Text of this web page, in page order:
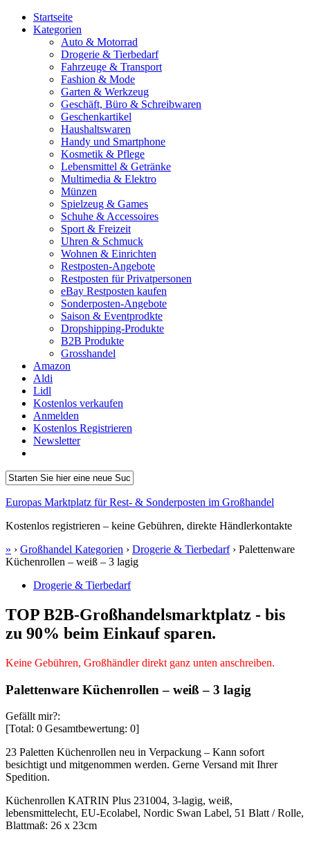
Startseite
Kategorien
Auto & Motorrad
Drogerie & Tierbedarf
Fahrzeuge & Transport
Fashion & Mode
Garten & Werkzeug
Geschäft, Büro & Schreibwaren
Geschenkartikel
Haushaltswaren
Handy und Smartphone
Kosmetik & Pflege
Lebensmittel & Getränke
Multimedia & Elektro
Münzen
Spielzeug & Games
Schuhe & Accessoires
Sport & Freizeit
Uhren & Schmuck
Wohnen & Einrichten
Restposten-Angebote
Restposten für Privatpersonen
eBay Restposten kaufen
Sonderposten-Angebote
Saison & Eventprodkte
Dropshipping-Produkte
B2B Produkte
Grosshandel
Amazon
Aldi
Lidl
Kostenlos verkaufen
Anmelden
Kostenlos Registrieren
Newsletter
Europas Marktplatz für Rest- & Sonderposten im Großhandel
Kostenlos registrieren – keine Gebühren, direkte Händlerkontakte
» › Großhandel Kategorien › Drogerie & Tierbedarf› Palettenware
Küchenrollen – weiß – 3 lagig
Drogerie & Tierbedarf
TOP B2B-Großhandelsmarktplatz - bis
zu 90% beim Einkauf sparen.
Keine Gebühren, Großhändler direkt ganz unten anschreiben.
Palettenware Küchenrollen – weiß – 3 lagig
Gefällt mir?:
[Total: 0 Gesamtbewertung: 0]
23 Paletten Küchenrollen neu in Verpackung – Kann sofort
besichtigt und mitgenommen werden. Gerne Versand mit Ihrer
Spedition.
Küchenrollen KATRIN Plus 231004, 3-lagig, weiß,
lebensmittelecht, EU-Ecolabel, Nordic Swan Label, 51 Blatt / Rolle,
Blattmaß: 26 x 23cm